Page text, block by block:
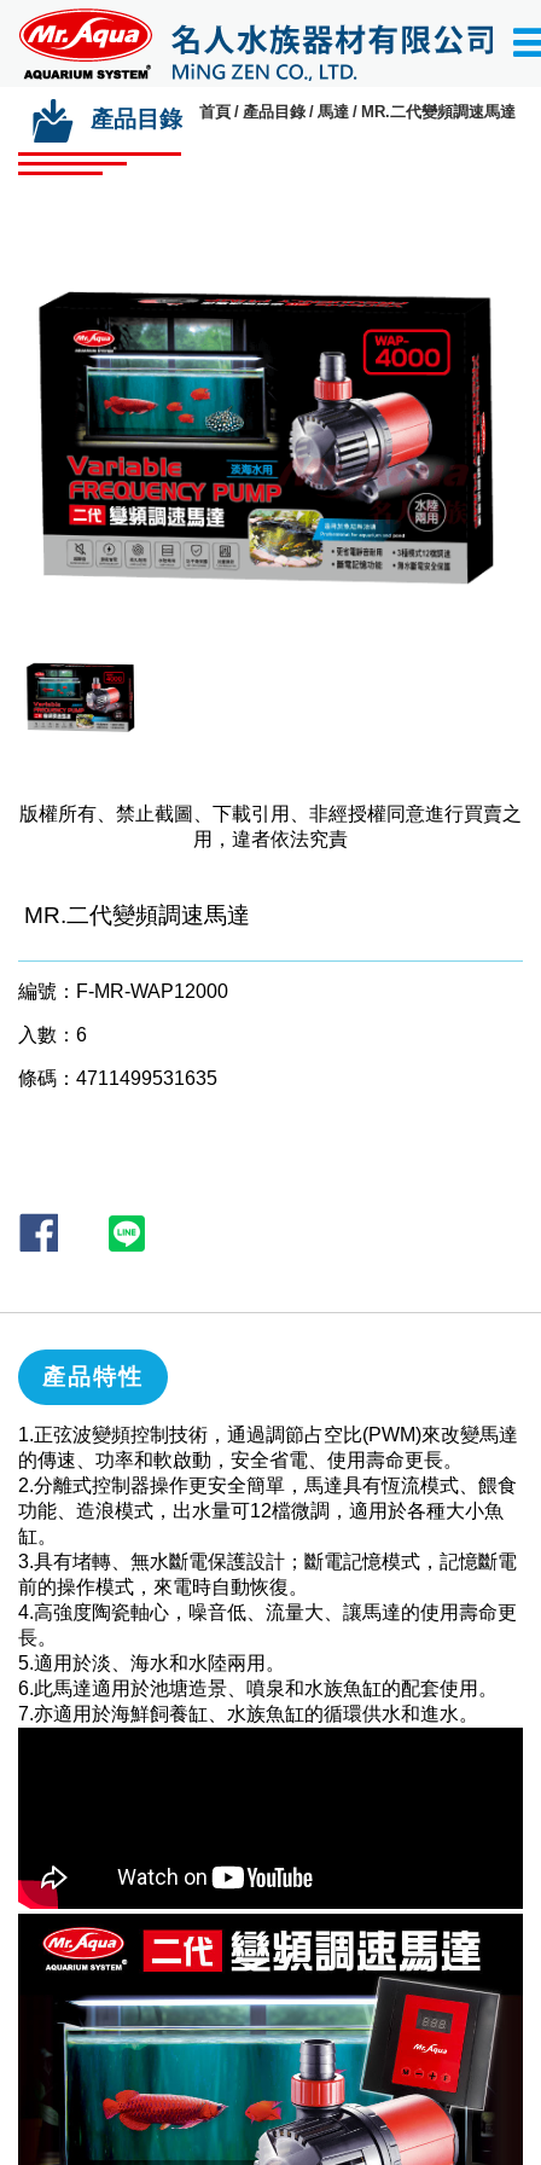
產品目錄 首頁 產品目錄 馬達 MR.二代變頻調速馬達
版權所有、禁止截圖、下載引用、非經授權同意進行買賣之
用，違者依法究責
MR.二代變頻調速馬達
編號：F-MR-WAP12000
入數：6
條碼：4711499531635
產品特性
1.正弦波變頻控制技術，通過調節占空比(PWM)來改變馬達
的傳速、功率和軟啟動，安全省電、使用壽命更長。
2.分離式控制器操作更安全簡單，馬達具有恆流模式、餵食
功能、造浪模式，出水量可12檔微調，適用於各種大小魚
缸。
3.具有堵轉、無水斷電保護設計；斷電記憶模式，記憶斷電
前的操作模式，來電時自動恢復。
4.高強度陶瓷軸心，噪音低、流量大、讓馬達的使用壽命更
長。
5.適用於淡、海水和水陸兩用。
6.此馬達適用於池塘造景、噴泉和水族魚缸的配套使用。
7.亦適用於海鮮飼養缸、水族魚缸的循環供水和進水。